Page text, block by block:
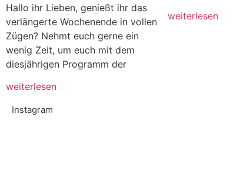
Hallo ihr Lieben, genießt ihr das
verlängerte Wochenende in vollen
Zügen? Nehmt euch gerne ein
wenig Zeit, um euch mit dem
diesjährigen Programm der
weiterlesen
weiterlesen
Instagram